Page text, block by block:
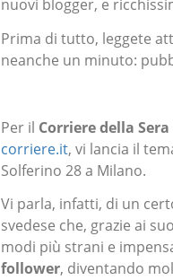
nuovi blogger, e
Prima di tutto, leggete
neanche un minuto:
Per il Corriere della Sera
corriere.it, vi lancia il
Solferino 28 a Milano.
Vi parla, infatti, di un
svedese che, grazie ai
modi più strani e
follower, diventando